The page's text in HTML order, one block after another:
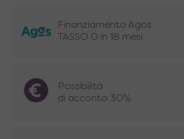
Finanziamento Agos
TASSO 0 in 18 mesi
Possibilità
di acconto 30%